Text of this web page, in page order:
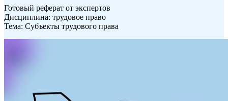
Готовый реферат от экспертов
Дисциплина: трудовое право
Тема: Субъекты трудового права